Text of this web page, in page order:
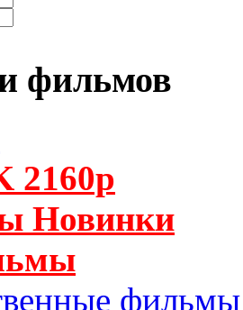
фильмов
2160p
Новинки
фильмы